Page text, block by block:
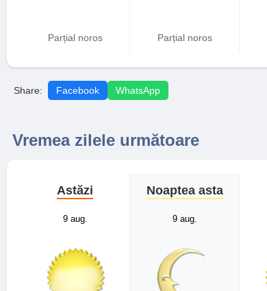
Parțial noros Parțial noros
Share: Facebook WhatsApp
Vremea zilele următoare
Astăzi
9 aug.
Noaptea asta
9 aug.